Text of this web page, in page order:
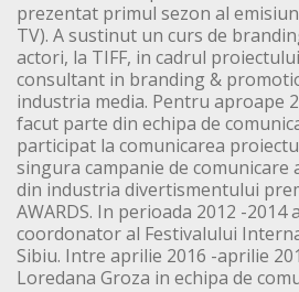
prezentat primul sezon al
TV). A sustinut un curs de
actori, la TIFF, in cadrul
consultant in branding &
industria media. Pentru aproape
facut parte din echipa de
participat la comunicarea
singura campanie de
din industria divertismentului
AWARDS. In perioada 2012 -2014
coordonator al Festivalului
Sibiu. Intre aprilie 2016 -aprilie
Loredana Groza in echipa de